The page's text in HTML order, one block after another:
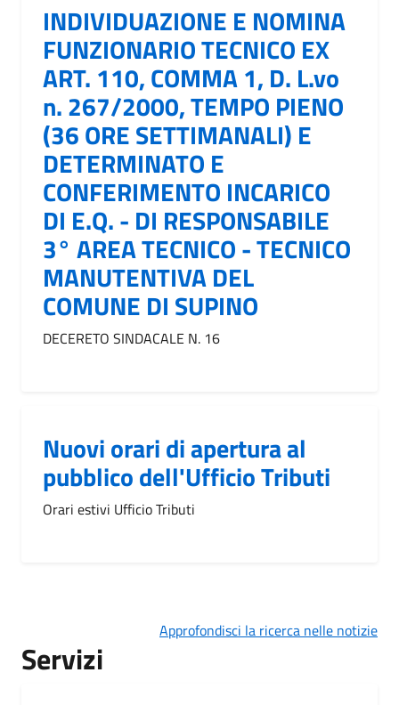
INDIVIDUAZIONE E NOMINA
FUNZIONARIO TECNICO EX
ART. 110, COMMA 1, D. L.vo
n. 267/2000, TEMPO PIENO
(36 ORE SETTIMANALI) E
DETERMINATO E
CONFERIMENTO INCARICO
DI E.Q. - DI RESPONSABILE
3° AREA TECNICO - TECNICO
MANUTENTIVA DEL
COMUNE DI SUPINO
DECERETO SINDACALE N. 16
Nuovi orari di apertura al
pubblico dell'Ufficio Tributi
Orari estivi Ufficio Tributi
Approfondisci la ricerca nelle notizie
Servizi